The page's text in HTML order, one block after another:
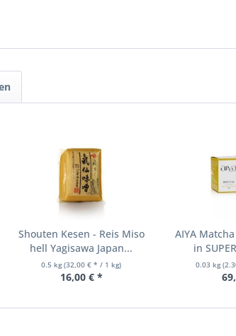
Shouten Kesen - Reis Miso
hell Yagisawa Japan...
0.5 kg(32,00 € * / 1 kg)
16,00 € *
AIYA
in
0.03 kg